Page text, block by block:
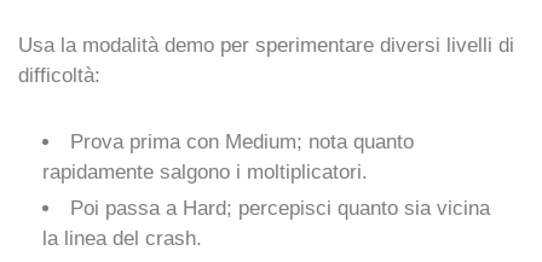
Usa la modalità demo per sperimentare diversi livelli di
difficoltà:
Prova prima con Medium; nota quanto
rapidamente salgono i moltiplicatori.
Poi passa a Hard; percepisci quanto sia vicina
la linea del crash.